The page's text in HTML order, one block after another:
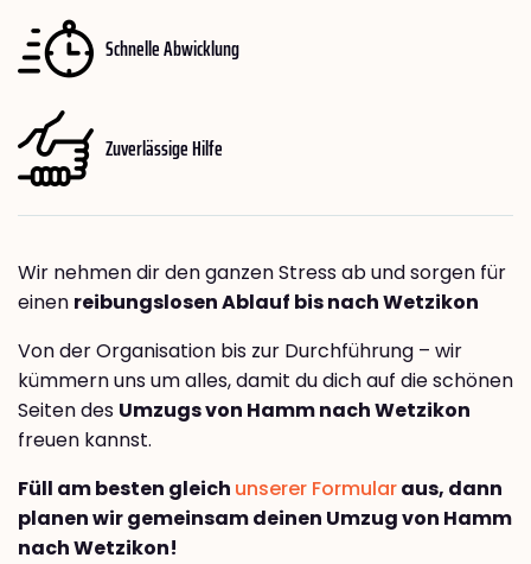
Schnelle Abwicklung
Zuverlässige Hilfe
Wir nehmen dir den ganzen Stress ab und sorgen für
einen reibungslosen Ablauf bis nach Wetzikon
Von der Organisation bis zur Durchführung – wir
kümmern uns um alles, damit du dich auf die schönen
Seiten des Umzugs von Hamm nach Wetzikon
freuen kannst.
Füll am besten gleich unserer Formularaus, dann
planen wir gemeinsam deinen Umzug von Hamm
nach Wetzikon!